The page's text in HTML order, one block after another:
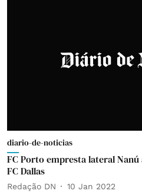
diario-de-noticias
FC Porto empresta lateral
FC Dallas
Redação DN 10 Jan 2022